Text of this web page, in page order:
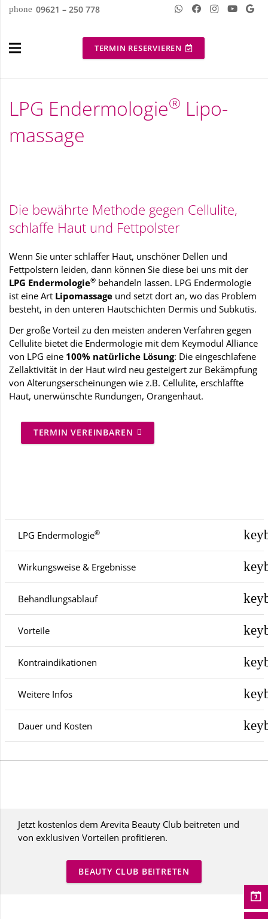
phone 09621 – 250 778
TERMIN RESERVIEREN
LPG Ender­mologie® Lipo­
massage
Die bewährte Methode gegen Cellulite,
schlaffe Haut und Fettpolster
Wenn Sie unter schlaffer Haut, unschöner Dellen und
Fettpolstern leiden, dann können Sie diese bei uns mit der
LPG Endermologie® behandeln lassen. LPG Endermologie
ist eine Art Lipomassage und setzt dort an, wo das Problem
besteht, in den unteren Hautschichten Dermis und Subkutis.
Der große Vorteil zu den meisten anderen Verfahren gegen
Cellulite bietet die Endermologie mit dem Keymodul Alliance
von LPG eine 100% natürliche Lösung: Die eingeschlafene
Zellaktivität in der Haut wird neu gesteigert zur Bekämpfung
von Alterungserscheinungen wie z.B. Cellulite, erschlaffte
Haut, unerwünschte Rundungen, Orangenhaut.
TERMIN VEREINBAREN
LPG Endermologie®
Wirkungsweise & Ergebnisse
Behandlungsablauf
Vorteile
Kontraindikationen
Weitere Infos
Dauer und Kosten
Jetzt kostenlos dem Arevita Beauty Club beitreten und
von exklusiven Vorteilen profitieren.
BEAUTY CLUB BEITRETEN